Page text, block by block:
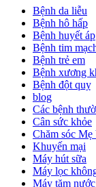
Bệnh da liễu
Bệnh hô hấp
Bệnh huyết áp
Bệnh tim
Bệnh trẻ em
Bệnh xương
Bệnh đột quỵ
blog
Các bệnh
Cân sức khỏe
Chăm sóc Mẹ
Khuyến mại
Máy hút sữa
Máy lọc
Máy tăm nước